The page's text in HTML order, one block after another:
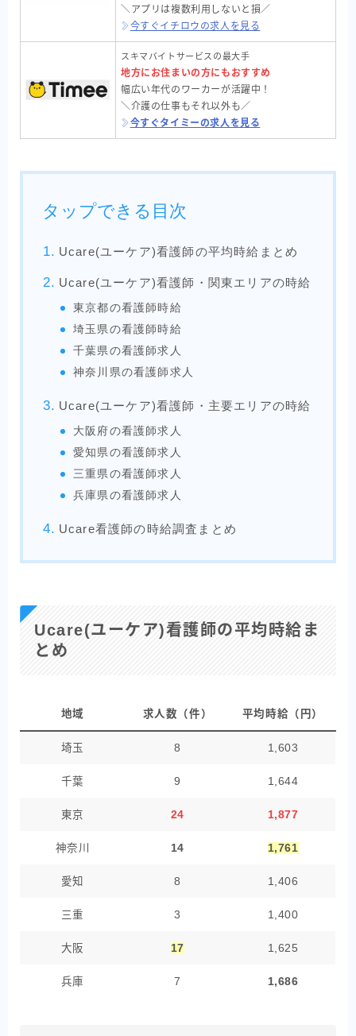
＼アプリは複数利用しないと損／
今すぐイチロウの求人を見る
スキマバイトサービスの最大手
地方にお住まいの方にもおすすめ
幅広い年代のワーカーが活躍中！
＼介護の仕事もそれ以外も／
今すぐタイミーの求人を見る
タップできる目次
Ucare(ユーケア)看護師の平均時給まとめ
Ucare(ユーケア)看護師・関東エリアの時給
東京都の看護師時給
埼玉県の看護師時給
千葉県の看護師求人
神奈川県の看護師求人
Ucare(ユーケア)看護師・主要エリアの時給
大阪府の看護師求人
愛知県の看護師求人
三重県の看護師求人
兵庫県の看護師求人
Ucare看護師の時給調査まとめ
Ucare(ユーケア)看護師の平均時給ま
とめ
地域 求人数（件） 平均時給（円）
埼玉 8 1,603
千葉 9 1,644
東京 24 1,877
神奈川 14 1,761
愛知 8 1,406
三重 3 1,400
大阪 17 1,625
兵庫 7 1,686